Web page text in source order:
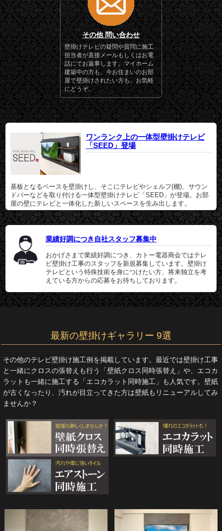
その他 問い合わせ
壁掛けテレビの疑問や質問に施工
担当者が直接メールもしくはお電
話にてお返事します。マイホーム
建築中の方も、今お住まいのお部
屋で壁掛けされたい方も、お気軽
にどうぞ。
ワンランク上の一体型壁掛けテレビ
「SEED」登場
基板となるベースを壁掛けし、そこにテレビやシェルフ(棚)、サウン
ドバーなどを取り付ける一体型壁掛けテレビ「SEED」が登場。お部
屋の壁にテレビと一体化した新しいスペースを生み出します。
業績好調につき自社スタッフ募集中
おかげさまで業績好調につき、カトー電器商会ではテレ
ビ壁掛け工事のスタッフを新規募集しています。壁掛け
テレビという特殊技術を身につけたい方、将来独立を考
えている方からの応募をお待ちしております。
最新の壁掛けギャラリー 9選
その他のテレビ壁掛け施工例を掲載しています。最近では壁掛け工事
と一緒にクロスの張替えも行う「壁紙クロス同時張替え」や、エコカ
ラットも一緒に施工する「エコカラット同時施工」も人気です。壁紙
が古くなったり、汚れが目立ってきた方は壁紙もリニューアルしてみ
ませんか？